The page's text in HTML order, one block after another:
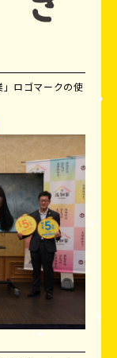
」ロゴマークの使